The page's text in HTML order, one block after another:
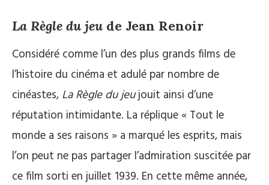
La Règle du jeu de Jean Renoir
Considéré comme l’un des plus grands films de
l’histoire du cinéma et adulé par nombre de
cinéastes, La Règle du jeujouit ainsi d’une
réputation intimidante. La réplique « Tout le
monde a ses raisons » a marqué les esprits, mais
l’on peut ne pas partager l’admiration suscitée par
ce film sorti en juillet 1939. En cette même année,